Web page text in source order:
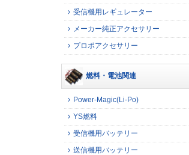
受信機用レギュレーター
メーカー純正アクセサリー
プロポアクセサリー
燃料・電池関連
Power-Magic(Li-Po)
YS燃料
受信機用バッテリー
送信機用バッテリー